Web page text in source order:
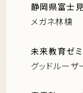
静岡県富士
メガネ林檎
未来教育ゼミ
グッドルーザ